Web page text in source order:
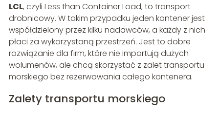
LCL, czyli Less than Container Load, to transport
drobnicowy. W takim przypadku jeden kontener jest
współdzielony przez kilku nadawców, a każdy z nich
płaci za wykorzystaną przestrzeń. Jest to dobre
rozwiązanie dla firm, które nie importują dużych
wolumenów, ale chcą skorzystać z zalet transportu
morskiego bez rezerwowania całego kontenera.
Zalety transportu morskiego